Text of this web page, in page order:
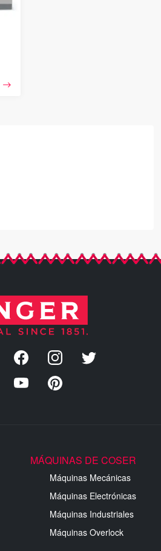
MÁQUINAS DE COSER
Máquinas Mecánicas
Máquinas Electrónicas
Máquinas Industriales
Máquinas Overlock